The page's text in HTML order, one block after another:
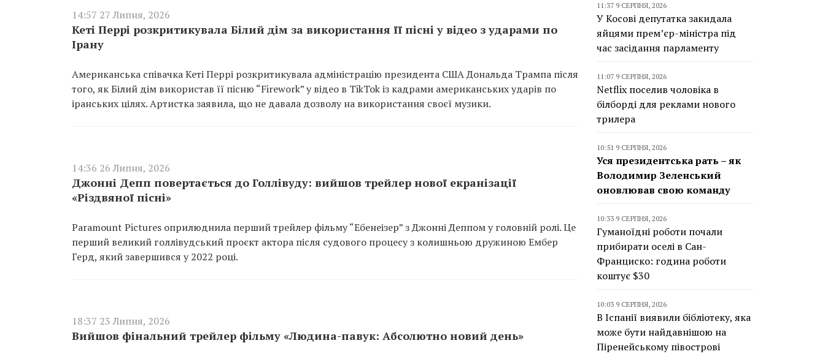
14:57 27 Липня, 2026
Кеті Перрі розкритикувала Білий дім за використання її пісні у відео з ударами по
Ірану
Американська співачка Кеті Перрі розкритикувала адміністрацію президента США Дональда Трампа після
того, як Білий дім використав її пісню “Firework” у відео в TikTok із кадрами американських ударів по
іранських цілях. Артистка заявила, що не давала дозволу на використання своєї музики.
14:36 26 Липня, 2026
Джонні Депп повертається до Голлівуду: вийшов трейлер нової екранізації
«Різдвяної пісні»
Paramount Pictures оприлюднила перший трейлер фільму “Ебенеізер” з Джонні Деппом у головній ролі. Це
перший великий голлівудський проєкт актора після судового процесу з колишньою дружиною Ембер
Герд, який завершився у 2022 році.
18:37 23 Липня, 2026
Вийшов фінальний трейлер фільму «Людина-павук: Абсолютно новий день»
11:37 9 СЕРПНЯ, 2026
У Косові депутатка закидала
яйцями прем’єр-міністра під
час засідання парламенту
11:07 9 СЕРПНЯ, 2026
Netflix поселив чоловіка в
білборді для реклами нового
трилера
10:51 9 СЕРПНЯ, 2026
Уся президентська рать – як
Володимир Зеленський
оновлював свою команду
10:33 9 СЕРПНЯ, 2026
Гуманоїдні роботи почали
прибирати оселі в Сан-
Франциско: година роботи
коштує $30
10:03 9 СЕРПНЯ, 2026
В Іспанії виявили бібліотеку, яка
може бути найдавнішою на
Піренейському півострові